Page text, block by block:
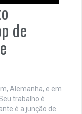
de
Alemanha, e em
trabalho é
é a junção de